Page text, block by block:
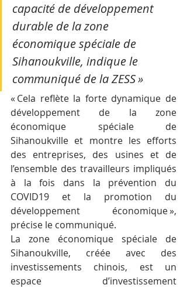
capacité de développement
durable de la zone
économique spéciale de
Sihanoukville, indique le
communiqué de la ZESS »
« Cela reflète la forte dynamique de
développement de la zone
économique spéciale de
Sihanoukville et montre les efforts
des entreprises, des usines et de
l’ensemble des travailleurs impliqués
à la fois dans la prévention du
COVID19 et la promotion du
développement économique »,
précise le communiqué.
La zone économique spéciale de
Sihanoukville, créée avec des
investissements chinois, est un
espace d’investissement